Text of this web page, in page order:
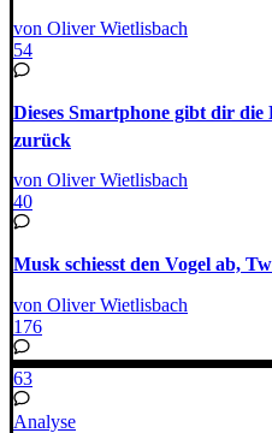
von Oliver Wietlisbach
54
Dieses Smartphone gibt dir
zurück
von Oliver Wietlisbach
40
Musk schiesst den Vogel ab,
von Oliver Wietlisbach
176
63
Analyse